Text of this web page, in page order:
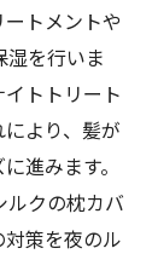
トメントや
を行いま
トトリート
より、髪が
進みます。
ルクの枕カバ
策を夜のル